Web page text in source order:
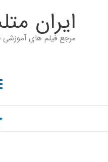
ايران
مرجع فیلم های